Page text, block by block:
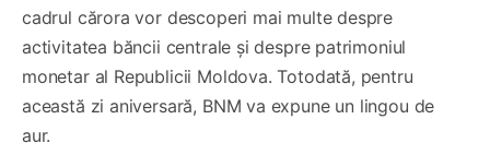
cadrul cărora vor descoperi mai multe despre
activitatea băncii centrale și despre patrimoniul
monetar al Republicii Moldova. Totodată, pentru
această zi aniversară, BNM va expune un lingou de
aur.